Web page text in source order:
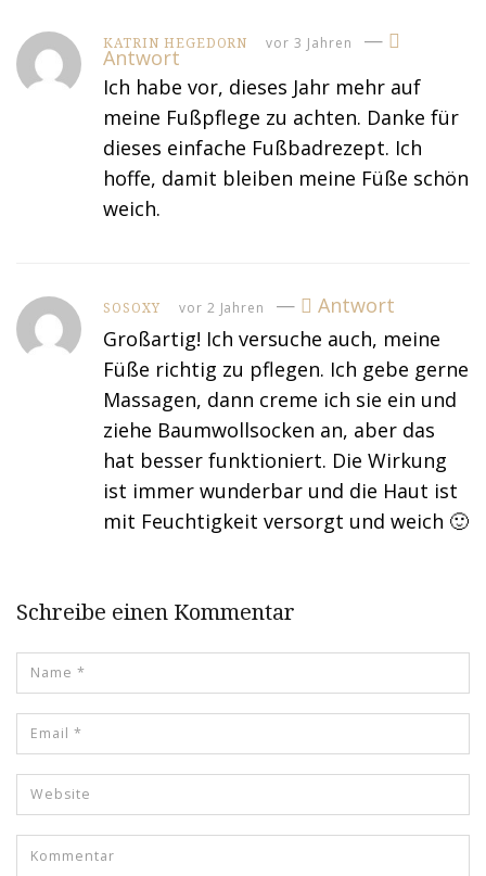
KATRIN HEGEDORN vor 3 Jahren —
Antwort
Ich habe vor, dieses Jahr mehr auf
meine Fußpflege zu achten. Danke für
dieses einfache Fußbadrezept. Ich
hoffe, damit bleiben meine Füße schön
weich.
SOSOXY vor 2 Jahren —
Antwort
Großartig! Ich versuche auch, meine
Füße richtig zu pflegen. Ich gebe gerne
Massagen, dann creme ich sie ein und
ziehe Baumwollsocken an, aber das
hat besser funktioniert. Die Wirkung
ist immer wunderbar und die Haut ist
mit Feuchtigkeit versorgt und weich 🙂
Schreibe einen Kommentar